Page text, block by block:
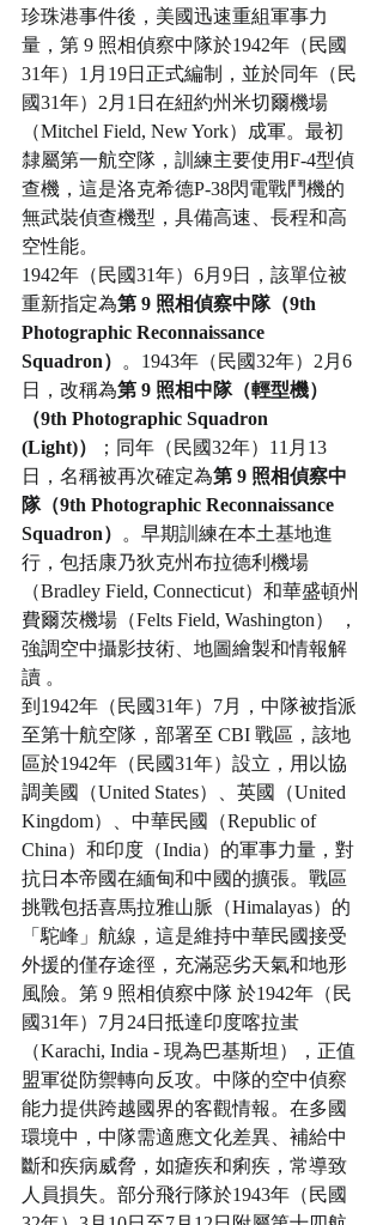
珍珠港事件後，美國迅速重組軍事力
量，第 9 照相偵察中隊於1942年（民國
31年）1月19日正式編制，並於同年（民
國31年）2月1日在紐約州米切爾機場
（Mitchel Field, New York）成軍。最初
隸屬第一航空隊，訓練主要使用F-4型偵
查機，這是洛克希德P-38閃電戰鬥機的
無武裝偵查機型，具備高速、長程和高
空性能。
1942年（民國31年）6月9日，該單位被
重新指定為第 9 照相偵察中隊（9th
Photographic Reconnaissance
Squadron）
。1943年（民國32年）2月6
日，改稱為第 9 照相中隊（輕型機）
（9th Photographic Squadron
(Light)）
；同年（民國32年）11月13
日，名稱被再次確定為第 9 照相偵察中
隊（9th Photographic Reconnaissance
Squadron）
。早期訓練在本土基地進
行，包括康乃狄克州布拉德利機場
（Bradley Field, Connecticut）和華盛頓州
費爾茨機場（Felts Field, Washington） ，
強調空中攝影技術、地圖繪製和情報解
讀 。
到1942年（民國31年）7月，中隊被指派
至第十航空隊，部署至 CBI 戰區，該地
區於1942年（民國31年）設立，用以協
調美國（United States）、英國（United
Kingdom）、中華民國（Republic of
China）和印度（India）的軍事力量，對
抗日本帝國在緬甸和中國的擴張。戰區
挑戰包括喜馬拉雅山脈（Himalayas）的
「駝峰」航線，這是維持中華民國接受
外援的僅存途徑，充滿惡劣天氣和地形
風險。第 9 照相偵察中隊 於1942年（民
國31年）7月24日抵達印度喀拉蚩
（Karachi, India - 現為巴基斯坦），正值
盟軍從防禦轉向反攻。中隊的空中偵察
能力提供跨越國界的客觀情報。在多國
環境中，中隊需適應文化差異、補給中
斷和疾病威脅，如瘧疾和痢疾，常導致
人員損失。部分飛行隊於1943年（民國